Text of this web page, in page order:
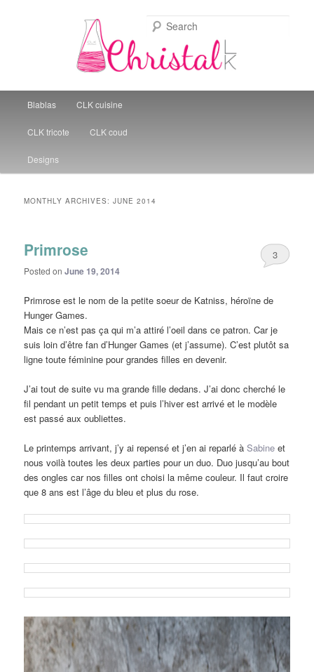
Christal Little Kitchen
Skip to primary content
Skip to secondary content
Blablas CLK cuisine
CLK tricote CLK coud
Designs
MONTHLY ARCHIVES:JUNE 2014
Primrose
Posted onJune 19, 2014
3
Primrose est le nom de la petite soeur de Katniss, héroïne de
Hunger Games.
Mais ce n’est pas ça qui m’a attiré l’oeil dans ce patron. Car je
suis loin d’être fan d’Hunger Games (et j’assume). C’est plutôt sa
ligne toute féminine pour grandes filles en devenir.
J’ai tout de suite vu ma grande fille dedans. J’ai donc cherché le
fil pendant un petit temps et puis l’hiver est arrivé et le modèle
est passé aux oubliettes.
Le printemps arrivant, j’y ai repensé et j’en ai reparlé àSabine et
nous voilà toutes les deux parties pour un duo. Duo jusqu’au bout
des ongles car nos filles ont choisi la même couleur. Il faut croire
que 8 ans est l’âge du bleu et plus du rose.